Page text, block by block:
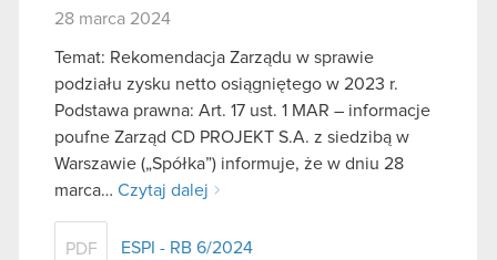
28 marca 2024
Temat: Rekomendacja Zarządu w sprawie
podziału zysku netto osiągniętego w 2023 r.
Podstawa prawna: Art. 17 ust. 1 MAR – informacje
poufne Zarząd CD PROJEKT S.A. z siedzibą w
Warszawie („Spółka”) informuje, że w dniu 28
marca… Czytaj dalej
PDF ESPI - RB 6/2024